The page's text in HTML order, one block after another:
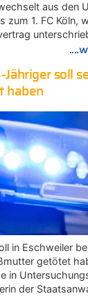
aus den
zum 1. FC Köln,
Jähriger soll
haben
in Eschweiler
getötet
in
der